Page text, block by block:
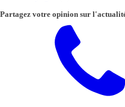
Partagez votre opinion sur